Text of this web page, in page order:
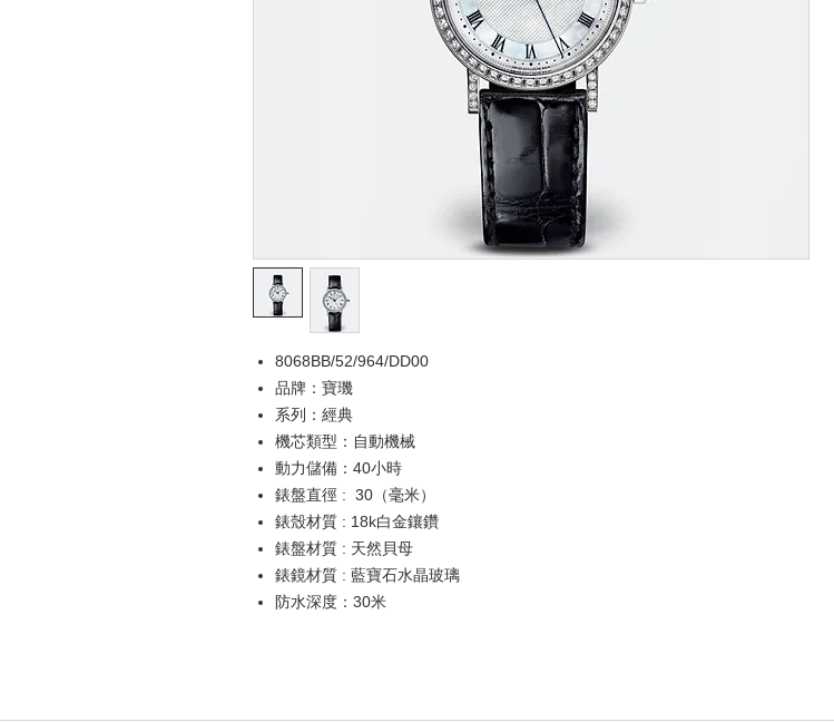
8068BB/52/964/DD00
品牌：寶璣
系列：經典
機芯類型：自動機械
動力儲備：40小時
錶盤直徑 : 30（毫米）
錶殼材質 : 18k白金鑲鑽
錶盤材質 : 天然貝母
錶鏡材質 : 藍寶石水晶玻璃
防水深度：30米